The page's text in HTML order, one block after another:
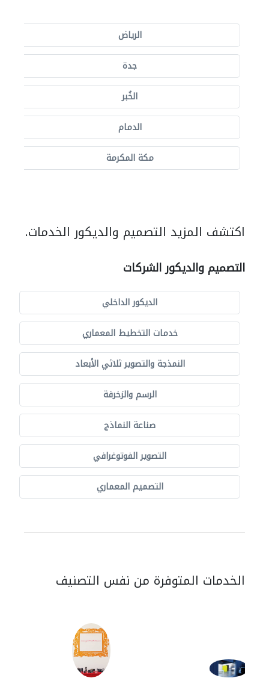
الرياض
جدة
الخُبر
الدمام
مكة المكرمة
اكتشف المزيد التصميم والديكور الخدمات.
التصميم والديكور الشركات
الديكور الداخلي
خدمات التخطيط المعماري
النمذجة والتصوير ثلاثي الأبعاد
الرسم والزخرفة
صناعة النماذج
التصوير الفوتوغرافي
التصميم المعماري
الخدمات المتوفرة من نفس التصنيف